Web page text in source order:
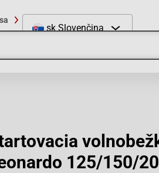
sk Slovenčina
125/150/